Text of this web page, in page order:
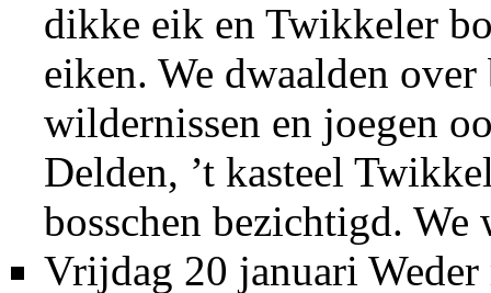
dikke eik en Twikkeler
eiken. We dwaalden
wildernissen en joegen
Delden, ’t kasteel
bosschen bezichtigd. We
Vrijdag 20 januari